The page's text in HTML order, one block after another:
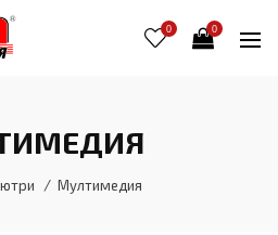
0 0
Мултимедия